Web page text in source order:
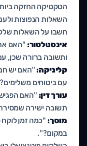
הטקטיקה החזקה
השאלות הנפוצות
חשבו על השאלות
אינסטלטור:"האם
ותשובה ברורה שכן,
קליניקה:"האם יש
עם ביטוחים
עורך דין: "האם
תשובה ישירה
מוסך: "כמה זמן
במקום?".